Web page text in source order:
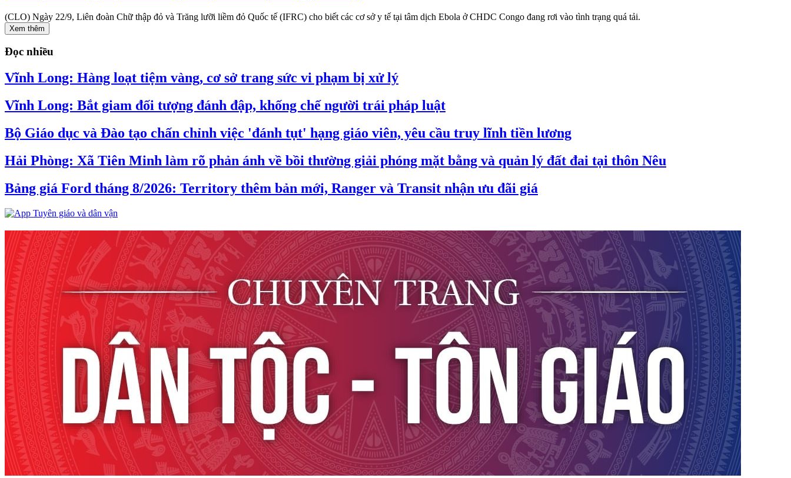
(CLO) Ngày 22/9, Liên đoàn Chữ thập đỏ và Trăng lưỡi liềm đỏ Quốc tế (IFRC) cho biết các cơ sở y tế tại tâm dịch Ebola ở CHDC Congo đang rơi vào tình trạng quá tải.
Xem thêm
Đọc nhiều
Vĩnh Long: Hàng loạt tiệm vàng, cơ sở trang sức vi phạm bị xử lý
Vĩnh Long: Bắt giam đối tượng đánh đập, khống chế người trái pháp luật
Bộ Giáo dục và Đào tạo chấn chỉnh việc 'đánh tụt' hạng giáo viên, yêu cầu truy lĩnh tiền lương
Hải Phòng: Xã Tiên Minh làm rõ phản ánh về bồi thường giải phóng mặt bằng và quản lý đất đai tại thôn Nêu
Bảng giá Ford tháng 8/2026: Territory thêm bản mới, Ranger và Transit nhận ưu đãi giá